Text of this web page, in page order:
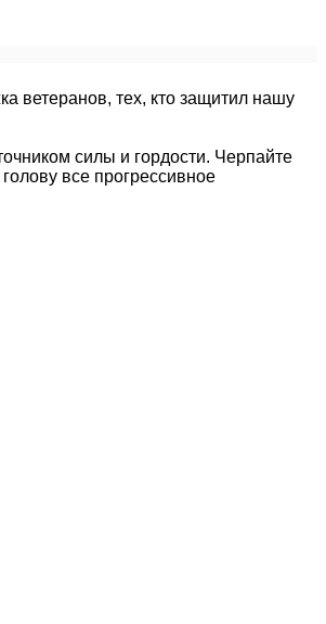
ветеранов, тех, кто защитил нашу
силы и гордости. Черпайте
все прогрессивное